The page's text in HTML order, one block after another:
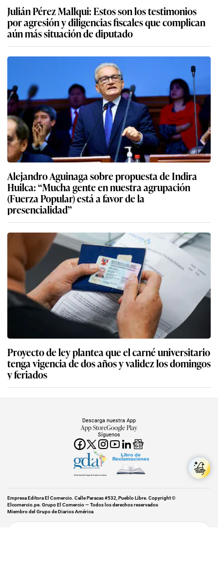
Julián Pérez Mallqui: Estos son los testimonios
por agresión y diligencias fiscales que complican
aún más situación de diputado
Alejandro Aguinaga sobre propuesta de Indira
Huilca: “Mucha gente en nuestra agrupación
(Fuerza Popular) está a favor de la
presencialidad”
Proyecto de ley plantea que el carné universitario
tenga vigencia de dos años y validez los domingos
y feriados
Síguenos
Descarga nuestra App
App StoreGoogle Play
Miembro del Grupo de Diarios América
Empresa Editora El Comercio. Calle Paracas #532, Pueblo Libre. Copyright ©
Elcomercio.pe. Grupo El Comercio — Todos los derechos reservados
Miembro del Grupo de Diarios América